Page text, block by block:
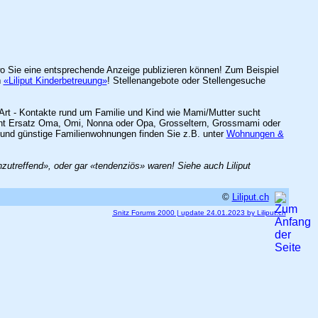
eine entsprechende Anzeige publizieren können! Zum Beispiel
«Liliput Kinderbetreuung»! Stellenangebote oder Stellengesuche
- Kontakte rund um Familie und Kind wie Mami/Mutter sucht
Ersatz Oma, Omi, Nonna oder Opa, Grosseltern, Grossmami oder
günstige Familienwohnungen finden Sie z.B. unter Wohnungen &
oder gar «tendenziös» waren! Siehe auch Liliput
© Liliput.ch
Snitz Forums 2000 | update 24.01.2023 by Liliput.ch